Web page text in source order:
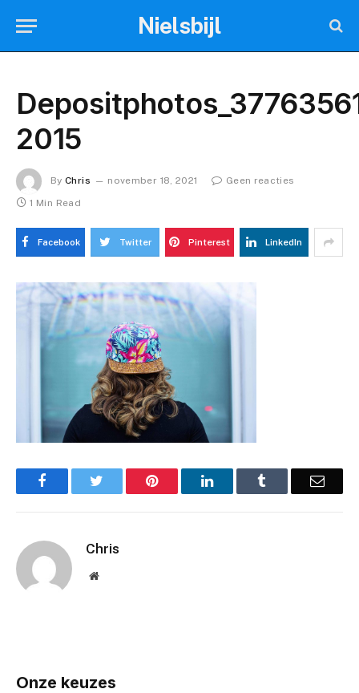
Nielsbijl
2015
By Chris november 18, 2021
Geen reacties
1 Min Read
Facebook Twitter Pinterest LinkedIn
Facebook Pinterest LinkedIn Email
Chris
Website
Onze keuzes